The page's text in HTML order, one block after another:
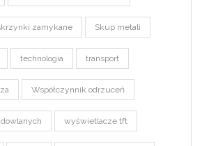
zamykane Skup metali
technologia transport
Współczynnik odrzuceń
wyświetlacze tft